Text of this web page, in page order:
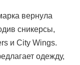
вернула
сникерсы,
и City Wings.
одежду,